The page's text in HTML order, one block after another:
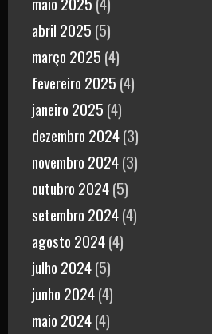
abril 2025 (5)
março 2025 (4)
fevereiro 2025 (4)
janeiro 2025 (4)
dezembro 2024(3)
novembro 2024(3)
outubro 2024(5)
setembro 2024(4)
agosto 2024(4)
julho 2024(5)
junho 2024(4)
maio 2024(4)